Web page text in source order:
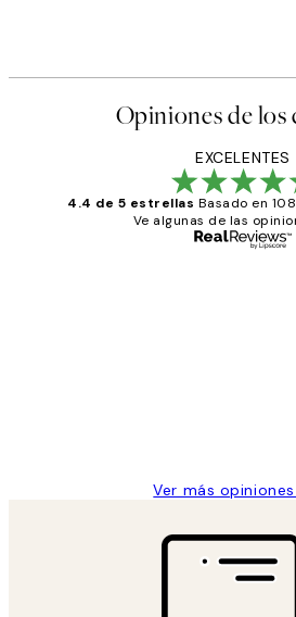
Opiniones de los
EXCELENTES
4.4 de 5 estrellas Basado en
Ve algunas de las
Ver más